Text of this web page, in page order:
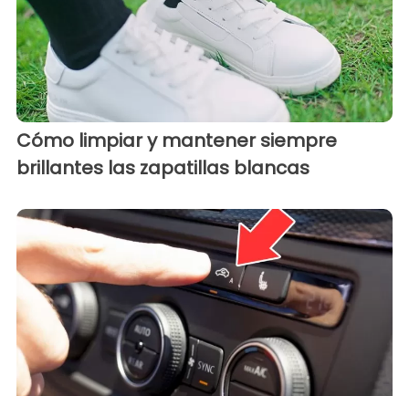
Cómo limpiar y mantener siempre
brillantes las zapatillas blancas